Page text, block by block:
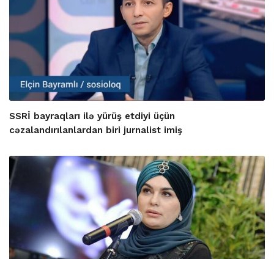
SSRİ bayraqları ilə yürüş etdiyi üçün
cəzalandırılanlardan biri jurnalist imiş